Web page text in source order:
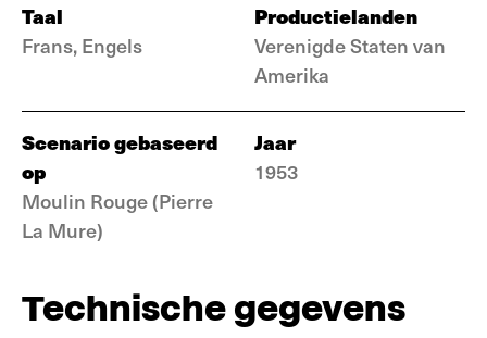
Taal
Frans, Engels
Productielanden
Verenigde Staten van
Amerika
Scenario gebaseerd
op
Moulin Rouge (Pierre
La Mure)
Jaar
1953
Technische gegevens